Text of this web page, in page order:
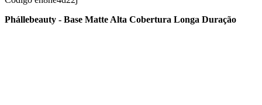
Phállebeauty - Base Matte Alta Cobertura Longa Duração